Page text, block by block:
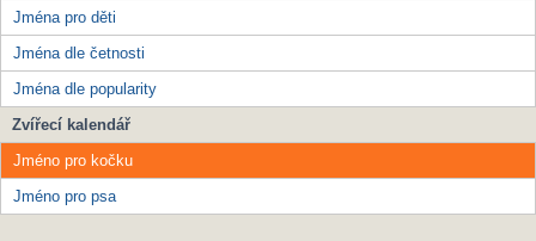
Jména pro děti
Jména dle četnosti
Jména dle popularity
Zvířecí kalendář
Jméno pro kočku
Jméno pro psa